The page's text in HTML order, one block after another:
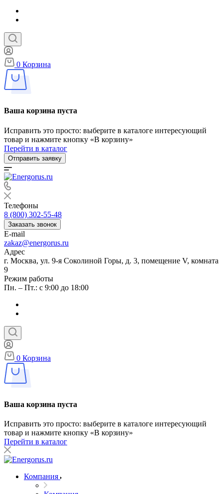
0 Корзина
Ваша корзина пуста
Исправить это просто: выберите в каталоге интересующий
товар и нажмите кнопку «В корзину»
Перейти в каталог
Отправить заявку
Телефоны
8 (800) 302-55-48
Заказать звонок
E-mail
zakaz@energorus.ru
Адрес
г. Москва, ул. 9-я Соколиной Горы, д. 3, помещение V, комната
9
Режим работы
Пн. – Пт.: с 9:00 до 18:00
0 Корзина
Ваша корзина пуста
Исправить это просто: выберите в каталоге интересующий
товар и нажмите кнопку «В корзину»
Перейти в каталог
Компания